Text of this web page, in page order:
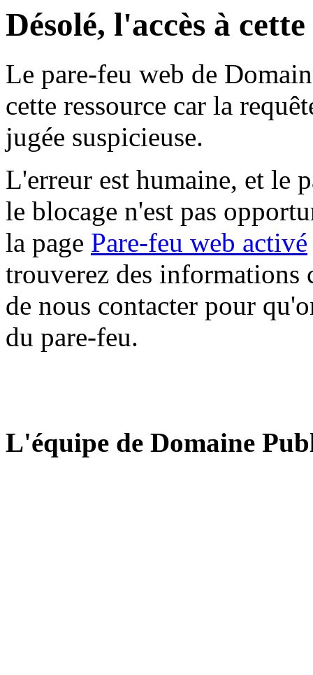
Désolé, l'accès à
Le pare-feu web de
cette ressource car la
jugée suspicieuse.
L'erreur est humaine, et le
le blocage n'est pas
la page Pare-feu web activé
trouverez des informations
de nous contacter pour
du pare-feu.
L'équipe de Domaine